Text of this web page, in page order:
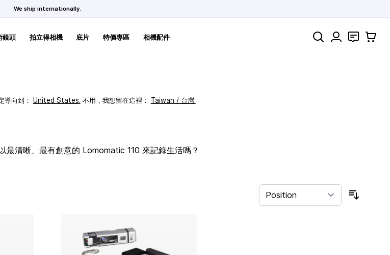
We ship internationally.
鏡頭 拍立得相機 底片 特價專區 相機配件 Search 聯絡 購物車
導向到： United States. 不用，我想留在這裡： Taiwan / 台灣.
最清晰、最有創意的 Lomomatic 110 來記錄生活嗎？